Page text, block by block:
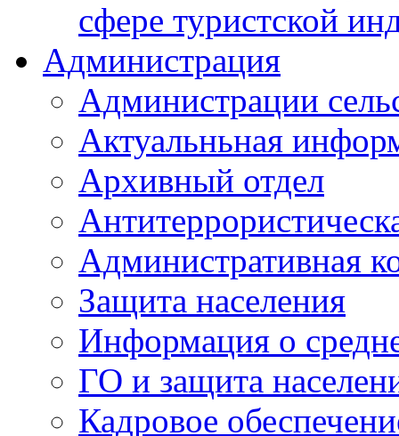
сфере туристской
Администрация
Администрации
Актуальньная
Архивный отдел
Административная
Защита населения
Информация о
ГО и защита
Кадровое